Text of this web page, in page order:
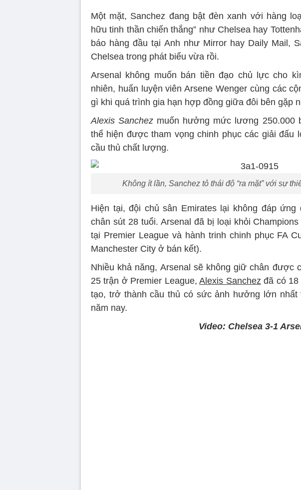
Một mặt, Sanchez đang bật đèn xanh với hàng
hữu tinh thần chiến thắng” như Chelsea hay
báo hàng đầu tại Anh như Mirror hay Daily Mail,
Chelsea trong phát biểu vừa rồi.
Arsenal không muốn bán tiền đạo chủ lực cho
nhiên, huấn luyện viên Arsene Wenger cùng các
gì khi quá trình gia hạn hợp đồng giữa đôi bên gặp
Alexis Sanchez muốn hưởng mức lương 250.000
thể hiện được tham vọng chinh phục các giải đấu
cầu thủ chất lượng.
Không ít lần, Sanchez tỏ thái độ “ra mặt” với sự
Hiện tại, đội chủ sân Emirates lại không đáp
chân sút 28 tuổi. Arsenal đã bị loại khỏi
tại Premier League và hành trinh chinh phục FA
Manchester City ở bán kết).
Nhiều khả năng, Arsenal sẽ không giữ chân được
25 trận ở Premier League,Alexis Sanchez đã có
tạo, trở thành cầu thủ có sức ảnh hưởng lớn nhất
năm nay.
Video: Chelsea 3-1